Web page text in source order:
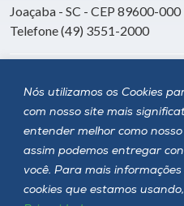
Nós utilizamos os Cookies
com nosso site mais
entender melhor como
assim podemos entregar
você. Para mais
cookies que estamos
Joaçaba - SC - CEP 89600-000
Telefone (49) 3551-2000
Siga a Unoesc